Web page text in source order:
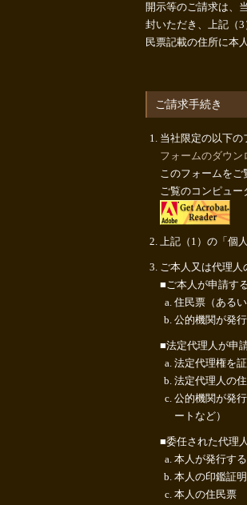
開示等のご請求は、
封いただき、上記（
民票記載の住所に本
ご請求手続き
当社限定の以下の
フォームのダウン
このフォームをご
ご覧のコンピュー
上記（1）の「個
ご本人又は代理人
■ご本人が申請す
住民票（ある
公的機関が発
■法定代理人が申
法定代理権を
法定代理人の
公的機関が発
ートなど）
■委任された代理
本人が発行す
本人の印鑑証
本人の住民票